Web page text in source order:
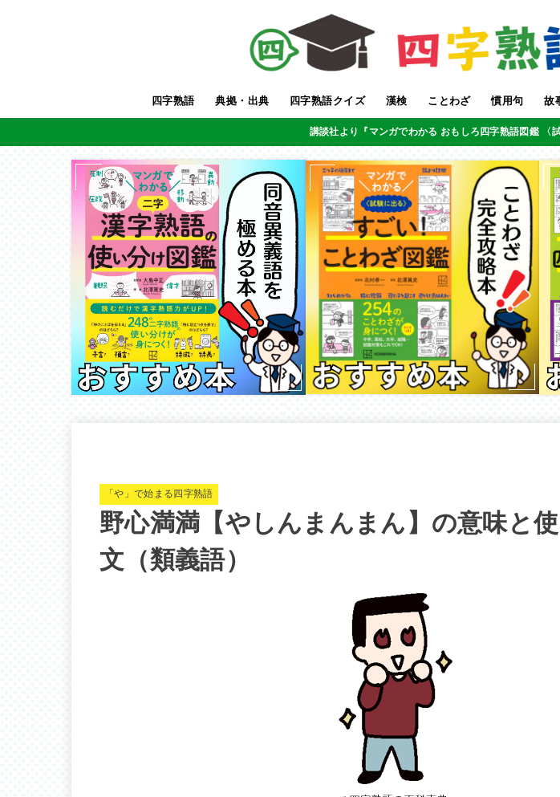
四字熟語 典拠・出典 四字熟語クイズ 漢検 ことわざ 慣用句 故
講談社より『マンガでわかる おもしろ四字熟語図鑑 〈
「や」で始まる四字熟語
野心満満【やしんまんまん】の意味と
文（類義語）